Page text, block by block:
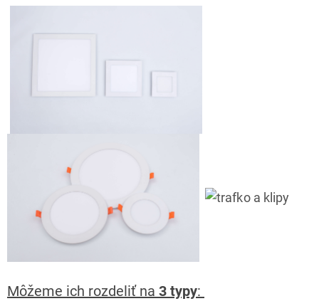
Môžeme ich rozdeliť na 3 typy: